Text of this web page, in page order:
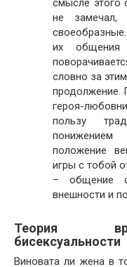
смысле этого
не
их общения
словно за
продолжение.
героя-
пользу
понижением
положение
игры с тобой
– общение
внешности и
Теория
бисексуальности
Виновата ли жена в